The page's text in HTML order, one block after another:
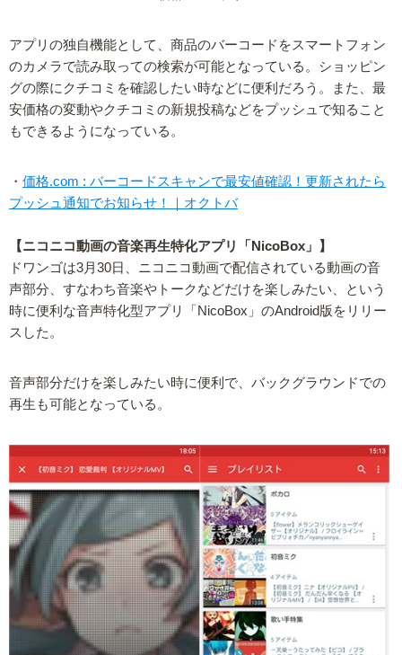
アプリの独自機能として、商品のバーコードをスマートフォン
のカメラで読み取っての検索が可能となっている。ショッピン
グの際にクチコミを確認したい時などに便利だろう。また、最
安価格の変動やクチコミの新規投稿などをプッシュで知ること
もできるようになっている。
・ 価格.com : バーコードスキャンで最安値確認！更新されたら
プッシュ通知でお知らせ！｜オクトバ
【ニコニコ動画の音楽再生特化アプリ「NicoBox」】
ドワンゴは3月30日、ニコニコ動画で配信されている動画の音
声部分、すなわち音楽やトークなどだけを楽しみたい、という
時に便利な音声特化型アプリ「NicoBox」のAndroid版をリリー
スした。
音声部分だけを楽しみたい時に便利で、バックグラウンドでの
再生も可能となっている。